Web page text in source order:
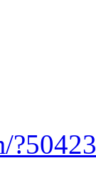
?50423